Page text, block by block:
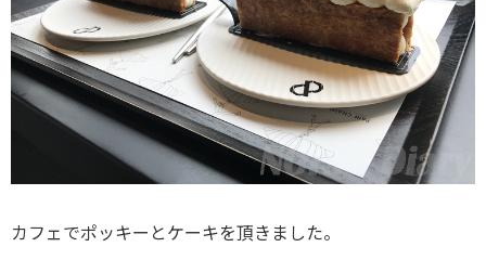
カフェでポッキーとケーキを頂きました。